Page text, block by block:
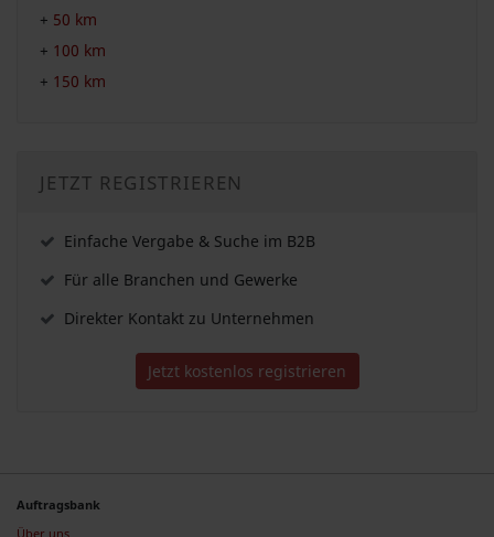
+ 50 km
+ 100 km
+ 150 km
JETZT REGISTRIEREN
Einfache Vergabe & Suche im B2B
Für alle Branchen und Gewerke
Direkter Kontakt zu Unternehmen
Jetzt kostenlos registrieren
Auftragsbank
Über uns